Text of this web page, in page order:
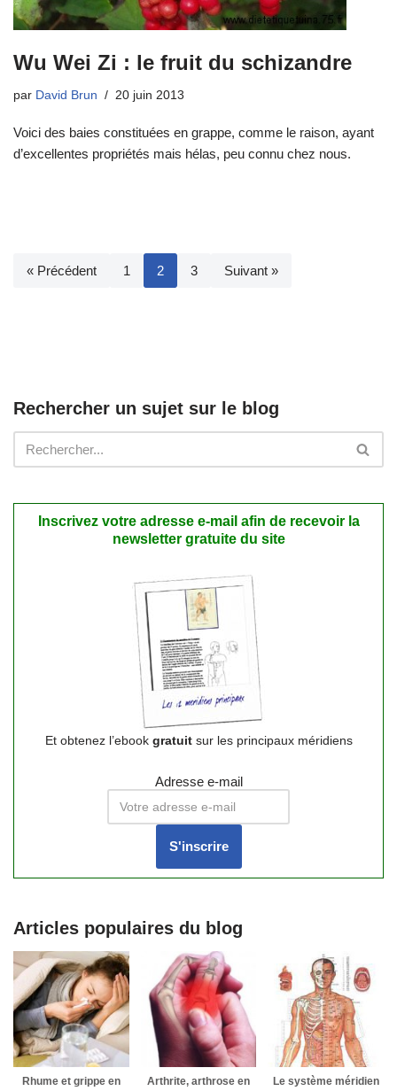
Wu Wei Zi : le fruit du schizandre
par David Brun 20 juin 2013
Voici des baies constituées en grappe, comme le raison, ayant
d’excellentes propriétés mais hélas, peu connu chez nous.
« Précédent 1 2 3 Suivant »
Rechercher un sujet sur le blog
Inscrivez votre adresse e-mail afin de recevoir la
newsletter gratuite du site
Et obtenez l’ebook gratuitsur les principaux méridiens
Adresse e-mail
Articles populaires du blog
Rhume et grippe en
Arthrite, arthrose en
Le système méridien